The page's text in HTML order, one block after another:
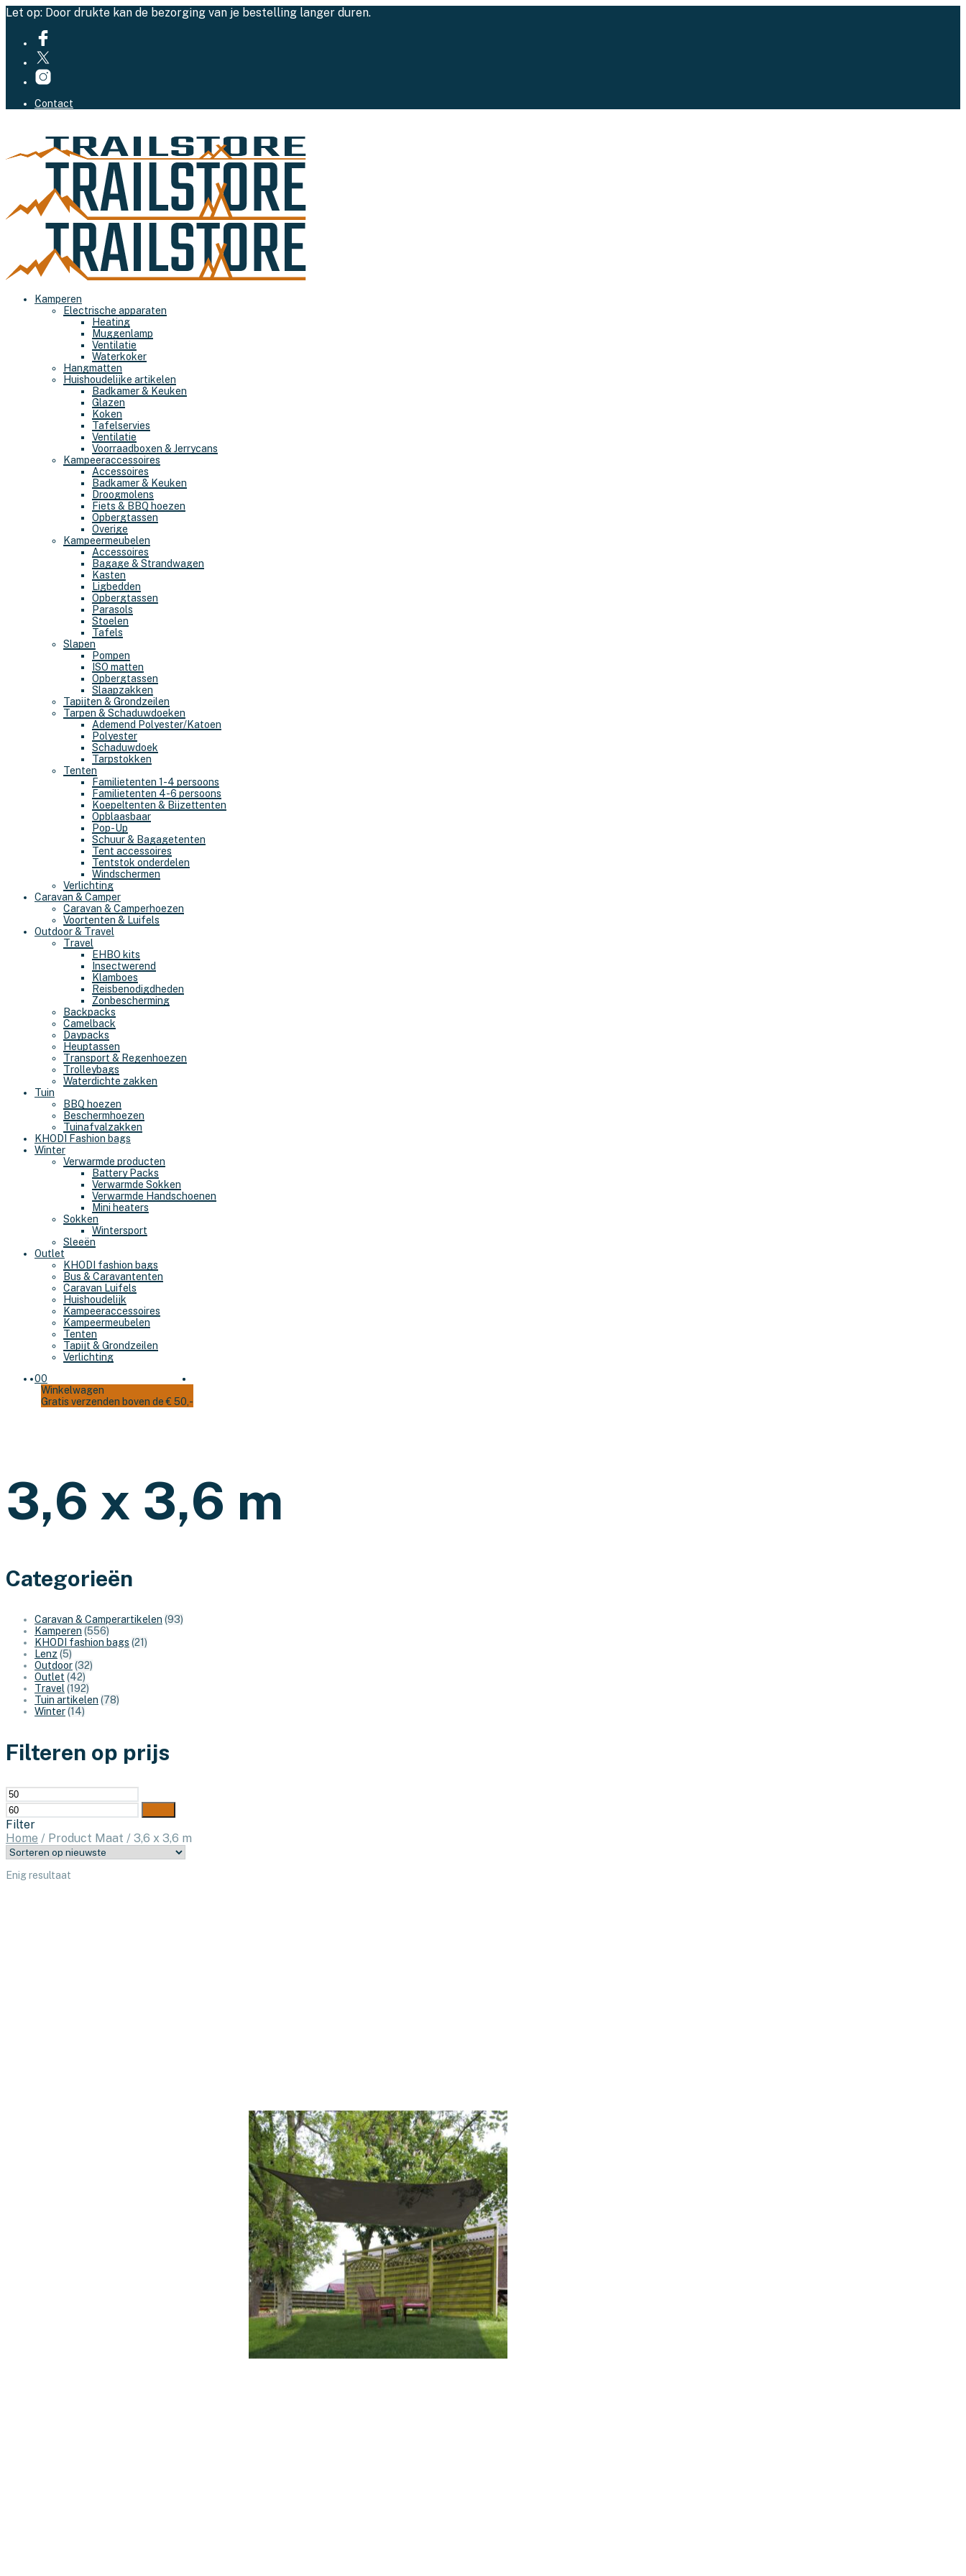
Let op: Door drukte kan de bezorging van je bestelling langer duren.
Contact
Kamperen
Electrische apparaten
Heating
Muggenlamp
Ventilatie
Waterkoker
Hangmatten
Huishoudelijke artikelen
Badkamer & Keuken
Glazen
Koken
Tafelservies
Ventilatie
Voorraadboxen & Jerrycans
Kampeeraccessoires
Accessoires
Badkamer & Keuken
Droogmolens
Fiets & BBQ hoezen
Opbergtassen
Overige
Kampeermeubelen
Accessoires
Bagage & Strandwagen
Kasten
Ligbedden
Opbergtassen
Parasols
Stoelen
Tafels
Slapen
Pompen
ISO matten
Opbergtassen
Slaapzakken
Tapijten & Grondzeilen
Tarpen & Schaduwdoeken
Ademend Polyester/Katoen
Polyester
Schaduwdoek
Tarpstokken
Tenten
Familietenten 1-4 persoons
Familietenten 4-6 persoons
Koepeltenten & Bijzettenten
Opblaasbaar
Pop-Up
Schuur & Bagagetenten
Tent accessoires
Tentstok onderdelen
Windschermen
Verlichting
Caravan & Camper
Caravan & Camperhoezen
Voortenten & Luifels
Outdoor & Travel
Travel
EHBO kits
Insectwerend
Klamboes
Reisbenodigdheden
Zonbescherming
Backpacks
Camelback
Daypacks
Heuptassen
Transport & Regenhoezen
Trolleybags
Waterdichte zakken
Tuin
BBQ hoezen
Beschermhoezen
Tuinafvalzakken
KHODI Fashion bags
Winter
Verwarmde producten
Battery Packs
Verwarmde Sokken
Verwarmde Handschoenen
Mini heaters
Sokken
Wintersport
Sleeën
Outlet
KHODI fashion bags
Bus & Caravantenten
Caravan Luifels
Huishoudelijk
Kampeeraccessoires
Kampeermeubelen
Tenten
Tapijt & Grondzeilen
Verlichting
00
Winkelwagen
Gratis verzenden boven de € 50,-
3,6 x 3,6 m
Categorieën
Caravan & Camperartikelen (93)
Kamperen (556)
KHODI fashion bags (21)
Lenz (5)
Outdoor(32)
Outlet (42)
Travel (192)
Tuin artikelen (78)
Winter(14)
Filteren op prijs
Min.
prijs
prijs
Filter
Home / Product Maat / 3,6 x 3,6 m
Enig resultaat